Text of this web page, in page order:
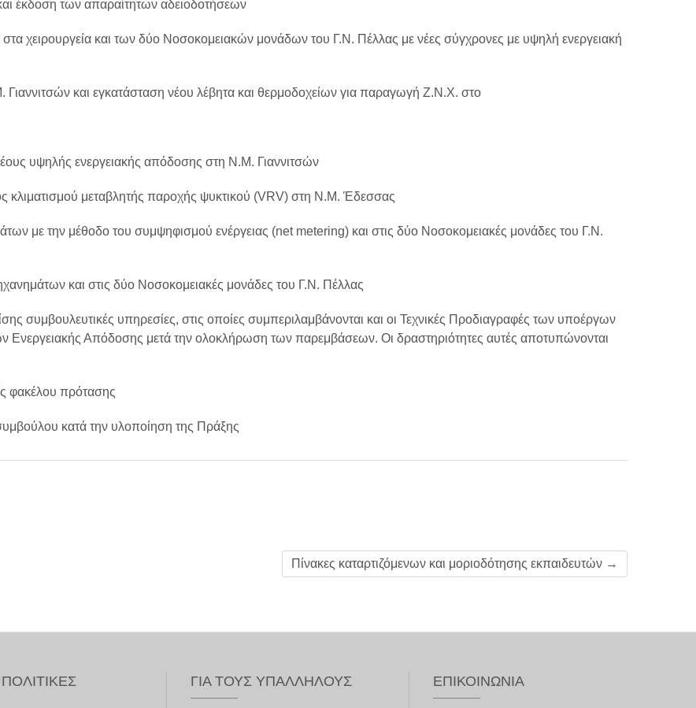
έκδοση των απαραίτητων αδειοδοτήσεων
χειρουργεία και των δύο Νοσοκομειακών μονάδων του Γ.Ν. Πέλλας με νέες σύγχρονες με υψηλή ενεργειακή
και εγκατάσταση νέου λέβητα και θερμοδοχείων για παραγωγή Ζ.Ν.Χ. στο
υψηλής ενεργειακής απόδοσης στη Ν.Μ. Γιαννιτσών
κλιματισμού μεταβλητής παροχής ψυκτικού (VRV) στη Ν.Μ. Έδεσσας
με την μέθοδο του συμψηφισμού ενέργειας (net metering) και στις δύο Νοσοκομειακές μονάδες του Γ.Ν.
και στις δύο Νοσοκομειακές μονάδες του Γ.Ν. Πέλλας
συμβουλευτικές υπηρεσίες, στις οποίες συμπεριλαμβάνονται και οι Τεχνικές Προδιαγραφές των υποέργων
Ενεργειακής Απόδοσης μετά την ολοκλήρωση των παρεμβάσεων. Οι δραστηριότητες αυτές αποτυπώνονται
φακέλου πρότασης
κατά την υλοποίηση της Πράξης
Πίνακες καταρτιζόμενων και μοριοδότησης εκπαιδευτών →
ΓΙΑ ΤΟΥΣ ΥΠΑΛΛΉΛΟΥΣ ΕΠΙΚΟΙΝΩΝΊΑ